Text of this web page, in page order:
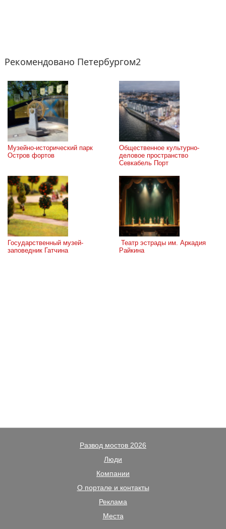
Рекомендовано Петербургом2
Музейно-исторический парк
Остров фортов
Общественное культурно-
деловое пространство
Севкабель Порт
Государственный музей-
заповедник Гатчина
Райкина
Развод мостов 2026
Люди
Компании
О портале и контакты
Реклама
Места